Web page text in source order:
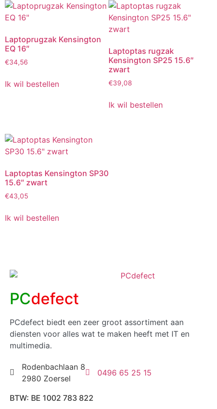
Laptoprugzak Kensington
EQ 16″
€34,56
Ik wil bestellen
Laptoptas rugzak
Kensington SP25 15.6″
zwart
€39,08
Ik wil bestellen
Laptoptas Kensington SP30
15.6″ zwart
€43,05
Ik wil bestellen
PCdefect
PCdefect biedt een zeer groot assortiment aan
diensten voor alles wat te maken heeft met IT en
multimedia.
Rodenbachlaan 8
2980 Zoersel
0496 65 25 15
BTW: BE 1002 783 822